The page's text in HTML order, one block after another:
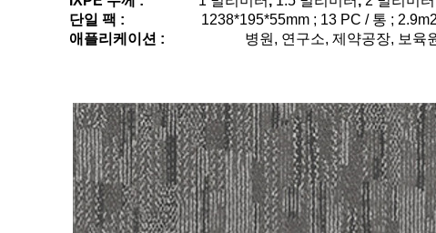
단일 팩 : 1238*195*55mm ; 13 PC / 통 ;
애플리케이션 : 병원, 연구소, 제약공장, 보육